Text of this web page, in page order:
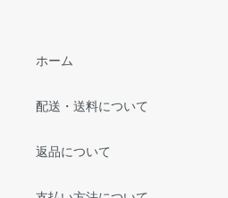
ホーム
配送・送料について
返品について